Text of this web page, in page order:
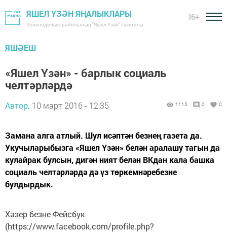
ЯШЕЛ ҮЗӘН ЯҢАЛЫКЛАРЫ
Зеленодольск районының "Яшел Үзән" газетасы
16+
ЯШӘЕШ
«Яшел Үзән» - барлык социаль
челтәрләрдә
Автор, 10 март 2016 - 12:35 1115 0 0
Замана алга атлый. Шул исәптән безнең газета да.
Укучыларыбызга «Яшел Үзән» белән аралашу тагын да
кулайрак булсын, дигән ният белән ВКдан кала башка
социаль челтәрләрдә дә үз төркемнәребезне
булдырдык.
Хәзер безне Фейсбук
(https://www.facebook.com/profile.php?